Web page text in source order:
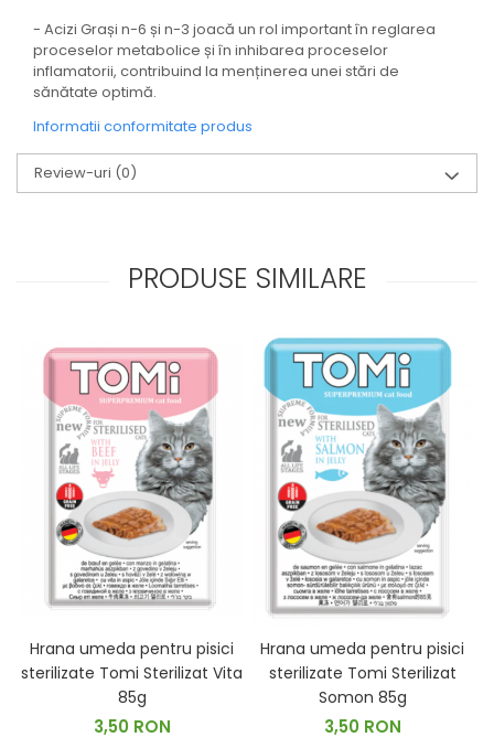
- Acizi Grași n-6 și n-3 joacă un rol important în reglarea
proceselor metabolice și în inhibarea proceselor
inflamatorii, contribuind la menținerea unei stări de
sănătate optimă.
Informatii conformitate produs
Review-uri (0)
PRODUSE SIMILARE
Hrana umeda pentru pisici
sterilizate Tomi Sterilizat Vita
85g
3,50 RON
Hrana umeda pentru pisici
sterilizate Tomi Sterilizat
Somon 85g
3,50 RON